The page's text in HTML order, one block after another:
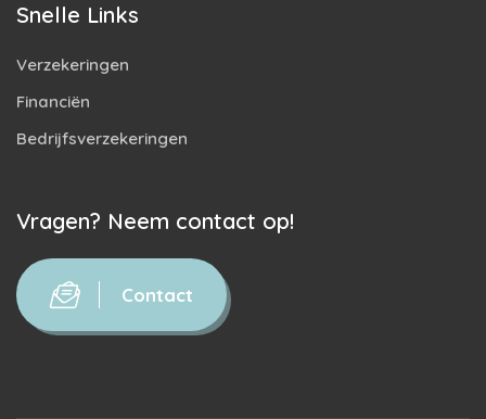
Snelle Links
Verzekeringen
Financiën
Bedrijfsverzekeringen
Vragen? Neem contact op!
Contact